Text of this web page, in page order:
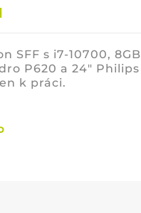
SFF s i7-10700, 8GB
P620 a 24″ Philips
k práci.